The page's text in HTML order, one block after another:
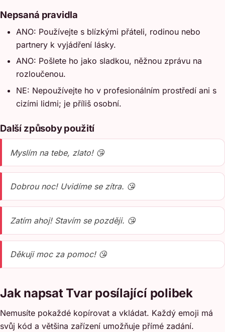
Nepsaná pravidla
ANO: Používejte s blízkými přáteli, rodinou nebo
partnery k vyjádření lásky.
ANO: Pošlete ho jako sladkou, něžnou zprávu na
rozloučenou.
NE: Nepoužívejte ho v profesionálním prostředí ani s
cizími lidmi; je příliš osobní.
Další způsoby použití
Myslím na tebe, zlato! 😘
Dobrou noc! Uvidíme se zítra. 😘
Zatím ahoj! Stavím se později. 😘
Děkuji moc za pomoc! 😘
Jak napsat Tvar posílající polibek
Nemusíte pokaždé kopírovat a vkládat. Každý emoji má
svůj kód a většina zařízení umožňuje přímé zadání.